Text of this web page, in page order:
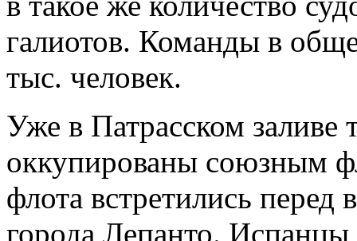
галиотов. Команды в
тыс. человек.
Уже в Патрасском заливе
оккупированы союзным
флота встретились перед
города Лепанто.